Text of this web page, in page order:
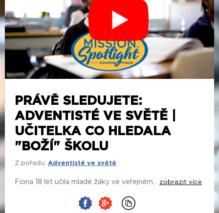
PRÁVĚ SLEDUJETE:
ADVENTISTÉ VE SVĚTĚ |
UČITELKA CO HLEDALA
"BOŽÍ" ŠKOLU
Z pořadu: Adventisté ve světě
Fiona 18 let učila mladé žáky ve veřejném... zobrazit více